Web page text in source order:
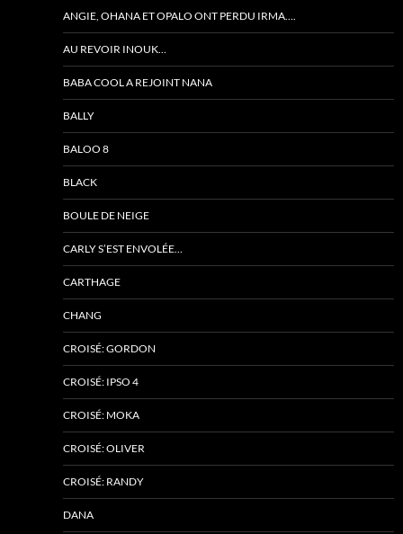
ANGIE, OHANA ET OPALO ONT PERDU IRMA….
AU REVOIR INOUK…
BABA COOL A REJOINT NANA
BALLY
BALOO 8
BLACK
BOULE DE NEIGE
CARLY S’EST ENVOLÉE…
CARTHAGE
CHANG
CROISÉ: GORDON
CROISÉ: IPSO 4
CROISÉ: MOKA
CROISÉ: OLIVER
CROISÉ: RANDY
DANA